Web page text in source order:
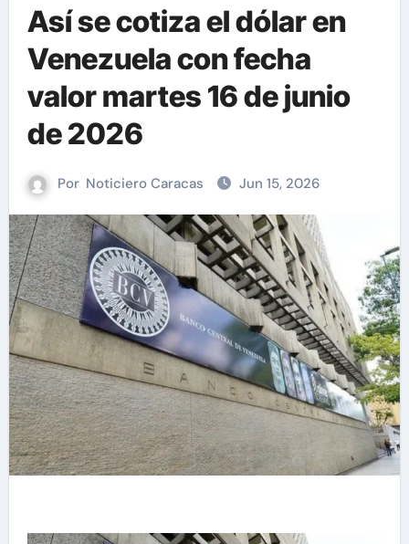
Así se cotiza el dólar en
Venezuela con fecha
valor martes 16 de junio
de 2026
Por Noticiero Caracas Jun 15, 2026